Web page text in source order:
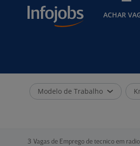
ACHAR
Modelo de Trabalho
3 Vagas de Emprego de tecnico em